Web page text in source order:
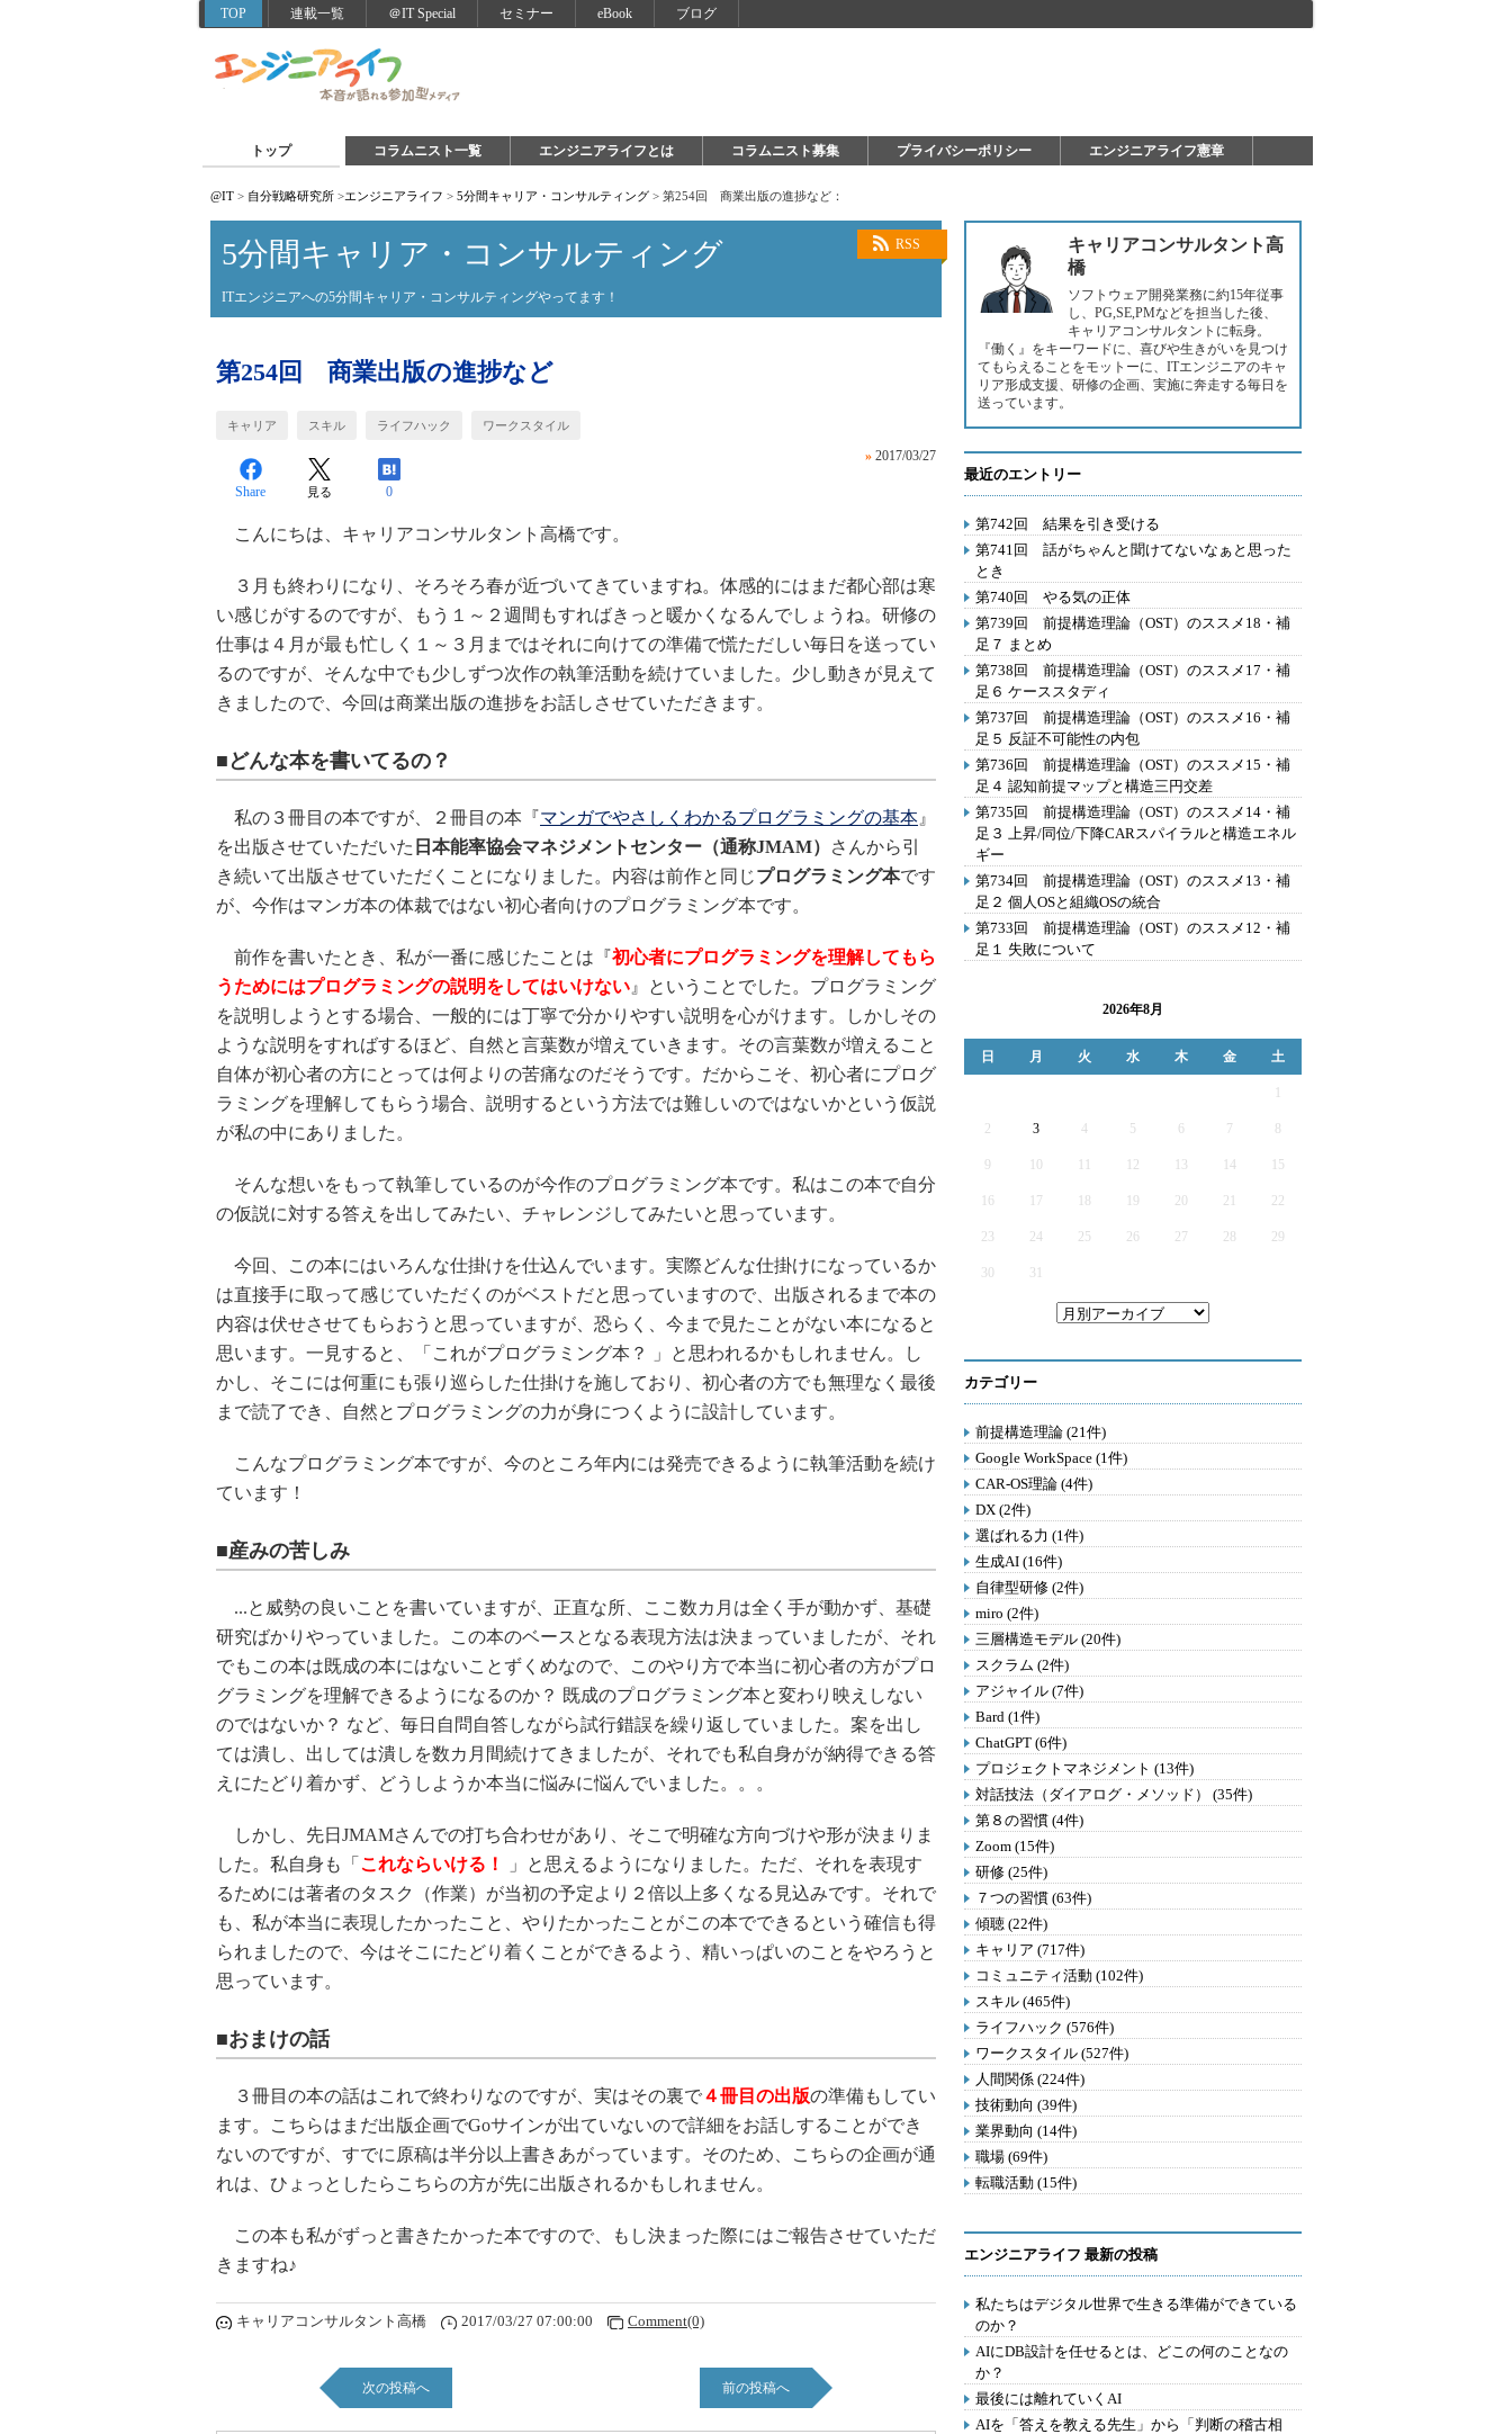
TOP 連載一覧 ＠IT Special セミナー eBook ブログ
トップ コラムニスト一覧 エンジニアライフとは コラムニスト募集 プライバシーポリシー エンジニアライフ憲章
@IT > 自分戦略研究所 >エンジニアライフ > 5分間キャリア・コンサルティング > 第254回 商業出版の進捗など：
RSS
5分間キャリア・コンサルティング
ITエンジニアへの5分間キャリア・コンサルティングやってます！
第254回 商業出版の進捗など
キャリア スキル ライフハック ワークスタイル
» 2017/03/27
Share 見る 0
こんにちは、キャリアコンサルタント高橋です。
３月も終わりになり、そろそろ春が近づいてきていますね。体感的にはまだ都心部は寒
い感じがするのですが、もう１～２週間もすればきっと暖かくなるんでしょうね。研修の
仕事は４月が最も忙しく１～３月まではそれに向けての準備で慌ただしい毎日を送ってい
るのですが、そんな中でも少しずつ次作の執筆活動を続けていました。少し動きが見えて
きましたので、今回は商業出版の進捗をお話しさせていただきます。
■どんな本を書いてるの？
私の３冊目の本ですが、２冊目の本『マンガでやさしくわかるプログラミングの基本 』
を出版させていただいた 日本能率協会マネジメントセンター（通称JMAM）
さんから引
き続いて出版させていただくことになりました。内容は前作と同じプログラミング本です
が、今作はマンガ本の体裁ではない初心者向けのプログラミング本です。
前作を書いたとき、私が一番に感じたことは『初心者にプログラミングを理解してもら
うためにはプログラミングの説明をしてはいけない 』ということでした。プログラミング
を説明しようとする場合、一般的には丁寧で分かりやすい説明を心がけます。しかしその
ような説明をすればするほど、自然と言葉数が増えていきます。その言葉数が増えること
自体が初心者の方にとっては何よりの苦痛なのだそうです。だからこそ、初心者にプログ
ラミングを理解してもらう場合、説明するという方法では難しいのではないかという仮説
が私の中にありました。
そんな想いをもって執筆しているのが今作のプログラミング本です。私はこの本で自分
の仮説に対する答えを出してみたい、チャレンジしてみたいと思っています。
今回、この本にはいろんな仕掛けを仕込んでいます。実際どんな仕掛けになっているか
は直接手に取って感じていただくのがベストだと思っていますので、出版されるまで本の
内容は伏せさせてもらおうと思っていますが、恐らく、今まで見たことがない本になると
思います。一見すると、「これがプログラミング本？ 」と思われるかもしれません。し
かし、そこには何重にも張り巡らした仕掛けを施しており、初心者の方でも無理なく最後
まで読了でき、自然とプログラミングの力が身につくように設計しています。
こんなプログラミング本ですが、今のところ年内には発売できるように執筆活動を続け
ています！
■産みの苦しみ
...と威勢の良いことを書いていますが、正直な所、ここ数カ月は全く手が動かず、基礎
研究ばかりやっていました。この本のベースとなる表現方法は決まっていましたが、それ
でもこの本は既成の本にはないことずくめなので、このやり方で本当に初心者の方がプロ
グラミングを理解できるようになるのか？ 既成のプログラミング本と変わり映えしない
のではないか？ など、毎日自問自答しながら試行錯誤を繰り返していました。案を出し
ては潰し、出しては潰しを数カ月間続けてきましたが、それでも私自身がが納得できる答
えにたどり着かず、どうしようか本当に悩みに悩んでいました。。。
しかし、先日JMAMさんでの打ち合わせがあり、そこで明確な方向づけや形が決まりま
した。私自身も「 これならいける！
」と思えるようになりました。ただ、それを表現す
るためには著者のタスク（作業）が当初の予定より２倍以上多くなる見込みです。それで
も、私が本当に表現したかったこと、やりたかったことがこの本でできるという確信も得
られましたので、今はそこにたどり着くことができるよう、精いっぱいのことをやろうと
思っています。
■おまけの話
３冊目の本の話はこれで終わりなのですが、実はその裏で４冊目の出版の準備もしてい
ます。こちらはまだ出版企画でGoサインが出ていないので詳細をお話しすることができ
ないのですが、すでに原稿は半分以上書きあがっています。そのため、こちらの企画が通
れは、ひょっとしたらこちらの方が先に出版されるかもしれません。
この本も私がずっと書きたかった本ですので、もし決まった際にはご報告させていただ
きますね♪
キャリアコンサルタント高橋 2017/03/27 07:00:00 Comment(0)
次の投稿へ 前の投稿へ
キャリアコンサルタント高
橋
ソフトウェア開発業務に約15年従事
し、PG,SE,PMなどを担当した後、
キャリアコンサルタントに転身。
『働く』をキーワードに、喜びや生きがいを見つけ
てもらえることをモットーに、ITエンジニアのキャ
リア形成支援、研修の企画、実施に奔走する毎日を
送っています。
最近のエントリー
第742回 結果を引き受ける
第741回 話がちゃんと聞けてないなぁと思った
とき
第740回 やる気の正体
第739回 前提構造理論（OST）のススメ18・補
足７ まとめ
第738回 前提構造理論（OST）のススメ17・補
足６ ケーススタディ
第737回 前提構造理論（OST）のススメ16・補
足５ 反証不可能性の内包
第736回 前提構造理論（OST）のススメ15・補
足４ 認知前提マップと構造三円交差
第735回 前提構造理論（OST）のススメ14・補
足３ 上昇/同位/下降CARスパイラルと構造エネル
ギー
第734回 前提構造理論（OST）のススメ13・補
足２ 個人OSと組織OSの統合
第733回 前提構造理論（OST）のススメ12・補
足１ 失敗について
2026年8月
日 月 火 水 木 金 土
2 3 4 5 6 7
9 12 13 14 15
16 17 19 20 21 22
23 24 25 26 27 28 29
30 31
カテゴリー
前提構造理論 (21件)
Google WorkSpace (1件)
CAR-OS理論 (4件)
DX (2件)
選ばれる力 (1件)
生成AI (16件)
自律型研修 (2件)
miro (2件)
三層構造モデル (20件)
スクラム (2件)
アジャイル (7件)
Bard (1件)
ChatGPT (6件)
プロジェクトマネジメント (13件)
対話技法（ダイアログ・メソッド） (35件)
第８の習慣 (4件)
Zoom (15件)
研修 (25件)
７つの習慣 (63件)
傾聴 (22件)
キャリア (717件)
コミュニティ活動 (102件)
スキル (465件)
ライフハック (576件)
ワークスタイル (527件)
人間関係 (224件)
技術動向 (39件)
業界動向 (14件)
職場 (69件)
転職活動 (15件)
エンジニアライフ 最新の投稿
私たちはデジタル世界で生きる準備ができている
のか？
AIにDB設計を任せるとは、どこの何のことなの
か？
最後には離れていくAI
AIを「答えを教える先生」から「判断の稽古相